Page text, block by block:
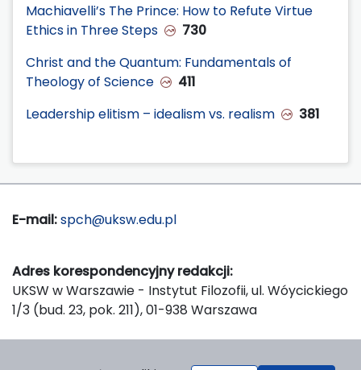
Machiavelli’s The Prince: How to Refute Virtue
Ethics in Three Steps
730
Christ and the Quantum: Fundamentals of
Theology of Science
411
Leadership elitism – idealism vs. realism
381
E-mail:spch@uksw.edu.pl
Adres korespondencyjny redakcji:
UKSW w Warszawie - Instytut Filozofii, ul. Wóycickiego
1/3 (bud. 23, pok. 211), 01-938 Warszawa